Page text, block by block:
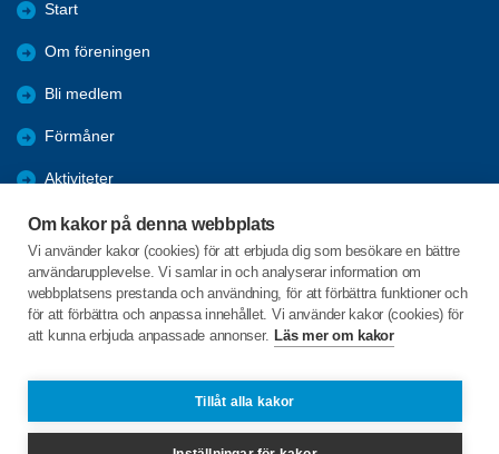
Om kakor på denna webbplats
Vi använder kakor (cookies) för att erbjuda dig som besökare en bättre
användarupplevelse. Vi samlar in och analyserar information om
webbplatsens prestanda och användning, för att förbättra funktioner och
för att förbättra och anpassa innehållet. Vi använder kakor (cookies) för
att kunna erbjuda anpassade annonser. Läs mer om kakor
Tillåt alla kakor
Start
Om föreningen
Bli medlem
Förmåner
Aktiviteter
Referat
Bildgalleri
Arkiv